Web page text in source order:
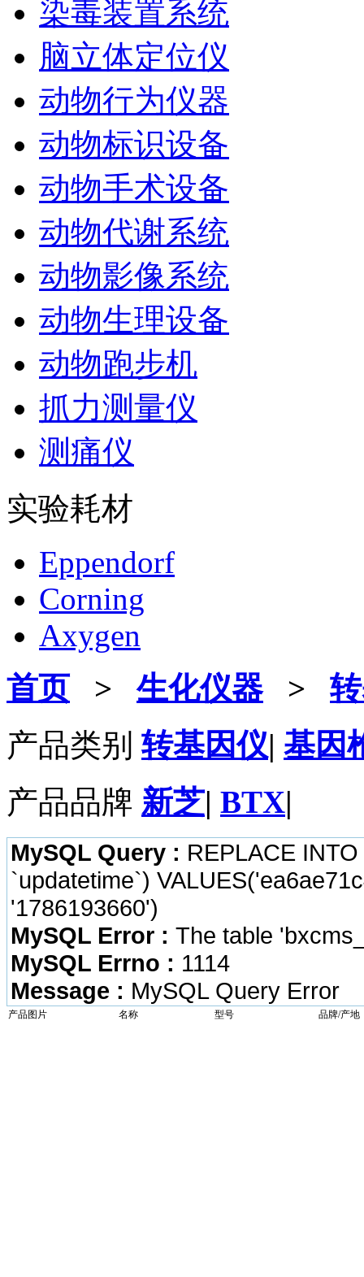
染毒装置系统
脑立体定位仪
动物行为仪器
动物标识设备
动物手术设备
动物代谢系统
动物影像系统
动物生理设备
动物跑步机
抓力测量仪
测痛仪
实验耗材
Eppendorf
Corning
Axygen
首页 >生化仪器>
产品类别 转基因仪| 基因
产品品牌 新芝| BTX|
MySQL Query : REPLACE
`updatetime`)
'1786193660')
MySQL Error : The table
MySQL Errno : 1114
Message : MySQL Query Error
产品图片 名称 型号 品牌/产地